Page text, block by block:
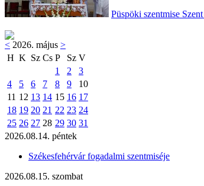
Püspöki szentmise
< 2026. május >
H K Sz Cs P Sz V
1
2
3
4
5 6 7 8 9
10
11 12 13 14 15 16 17
18 19 20 21 22 23 24
25 26 27 28 29 30 31
2026.08.14. péntek
Székesfehérvár fogadalmi szentmiséje
2026.08.15. szombat